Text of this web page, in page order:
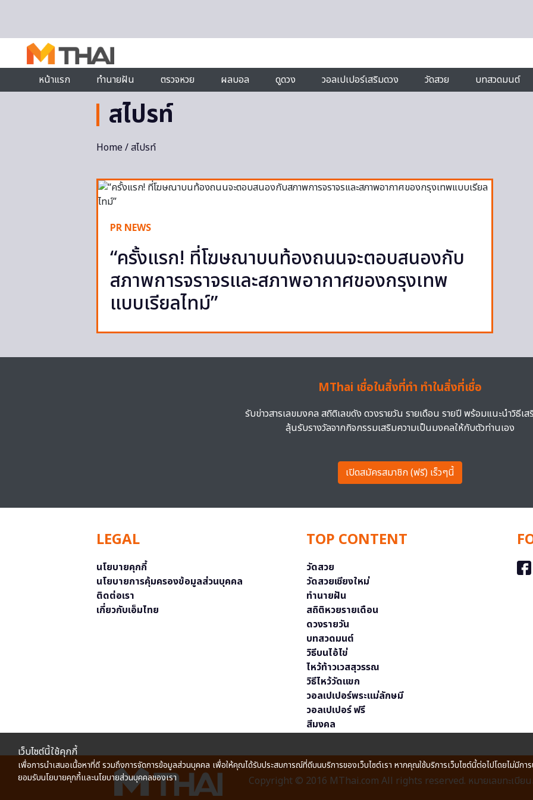
หน้าแรก
ทำนายฝัน ตรวจหวย ผลบอล ดูดวง วอลเปเปอร์เสริมดวง วัดสวย บทสวดมนต์
สไปรท์
Home/ สไปรท์
PR NEWS
“ครั้งแรก! ที่โฆษณาบนท้องถนนจะตอบสนองกับ
สภาพการจราจรและสภาพอากาศของกรุงเทพ
แบบเรียลไทม์”
MThai เชื่อในสิ่งที่ทำ ทำในสิ่งที่เชื่อ
รับข่าวสารเลขมงคล สถิติเลขดัง ดวงรายวัน รายเดือน รายปี พร้อมแนะนำวิธีเส
ลุ้นรับรางวัลจากกิจกรรมเสริมความเป็นมงคลให้กับตัวท่านเอง
เปิดสมัครสมาชิก (ฟรี) เร็วๆนี้
LEGAL
นโยบายคุกกี้
นโยบายการคุ้มครองข้อมูลส่วนบุคคล
ติดต่อเรา
เกี่ยวกับเอ็มไทย
TOP CONTENT
วัดสวย
วัดสวยเชียงใหม่
ทำนายฝัน
สถิติหวยรายเดือน
ดวงรายวัน
บทสวดมนต์
วิธีบนไอ้ไข่
ไหว้ท้าวเวสสุวรรณ
วิธีไหว้วัดแขก
วอลเปเปอร์พระแม่ลักษมี
วอลเปเปอร์ ฟรี
สีมงคล
Copyright © 2016 MThai.com All rights reserved. หมายเลขทะเบีย
เว็บไซต์นี้ใช้คุกกี้
เพื่อการนำเสนอเนื้อหาที่ดี รวมถึงการจัดการข้อมูลส่วนบุคคล เพื่อให้คุณได้รับประสบการณ์ที่ดีบนบริการของเว็บไซต์เรา หากคุณใช้บริการเว็บไซต์นี้ต่อไปโดยไม่มีก
ยอมรับนโยบายคุกกี้และนโยบายส่วนบุคคลของเรา